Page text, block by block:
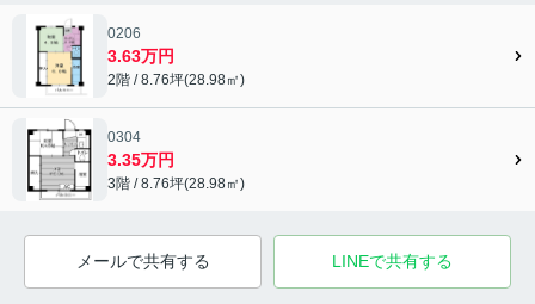
0206
3.63万円
2階 / 8.76坪(28.98㎡)
0304
3.35万円
3階 / 8.76坪(28.98㎡)
メールで共有する LINEで共有する